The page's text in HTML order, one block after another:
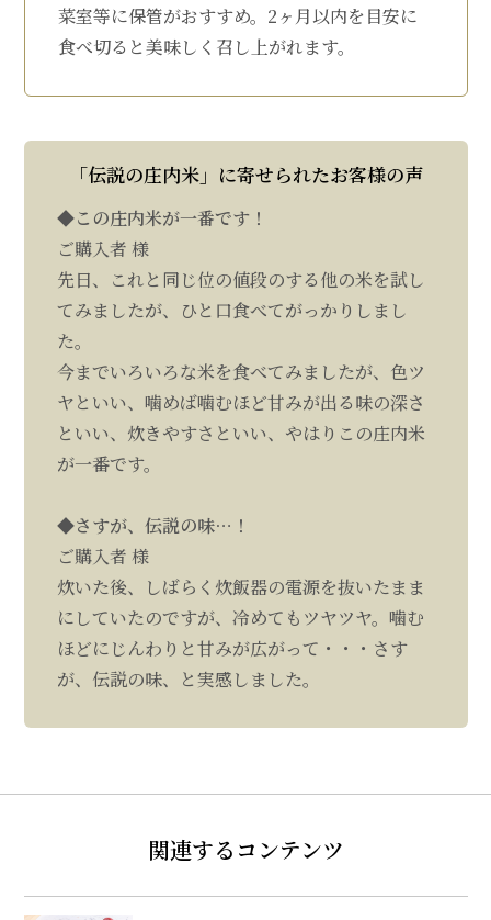
菜室等に保管がおすすめ。2ヶ月以内を目安に
食べ切ると美味しく召し上がれます。
「伝説の庄内米」に寄せられたお客様の声
◆この庄内米が一番です！
ご購入者 様
先日、これと同じ位の値段のする他の米を試し
てみましたが、ひと口食べてがっかりしまし
た。
今までいろいろな米を食べてみましたが、色ツ
ヤといい、噛めば噛むほど甘みが出る味の深さ
といい、炊きやすさといい、やはりこの庄内米
が一番です。
◆さすが、伝説の味…！
ご購入者 様
炊いた後、しばらく炊飯器の電源を抜いたまま
にしていたのですが、冷めてもツヤツヤ。噛む
ほどにじんわりと甘みが広がって・・・さす
が、伝説の味、と実感しました。
関連するコンテンツ